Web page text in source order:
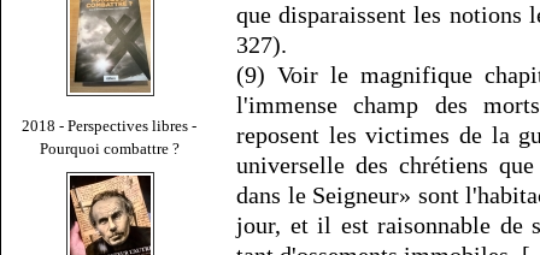
2018 - Perspectives libres -
Pourquoi combattre ?
que disparaissent les notions
327).
(9) Voir le magnifique
l'immense champ des
reposent les victimes de la
universelle des chrétiens
dans le Seigneur» sont
jour, et il est raisonnable de